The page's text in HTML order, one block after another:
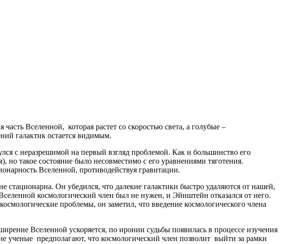
Вселенной, которая растет со скоростью света, а голубые –
галактик остается видимым.
с неразрешимой на первый взгляд проблемой. Как и большинство его
такое состояние было несовместимо с его уравнениями тяготения.
Вселенной, противодействуя гравитации.
Он убедился, что далекие галактики быстро удаляются от нашей,
космологический член был не нужен, и Эйнштейн отказался от него.
проблемы, он заметил, что введение космологического члена
Вселенной ускоряется, по иронии судьбы появилась в процессе изучения
предполагают, что космологический член позволит выйти за рамки